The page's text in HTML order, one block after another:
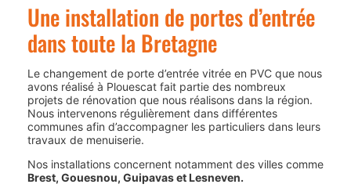
Une installation de portes d’entrée
dans toute la Bretagne
Le changement de porte d’entrée vitrée en PVC que nous
avons réalisé à Plouescat fait partie des nombreux
projets de rénovation que nous réalisons dans la région.
Nous intervenons régulièrement dans différentes
communes afin d’accompagner les particuliers dans leurs
travaux de menuiserie.
Nos installations concernent notamment des villes comme
Brest, Gouesnou, GuipavasetLesneven.